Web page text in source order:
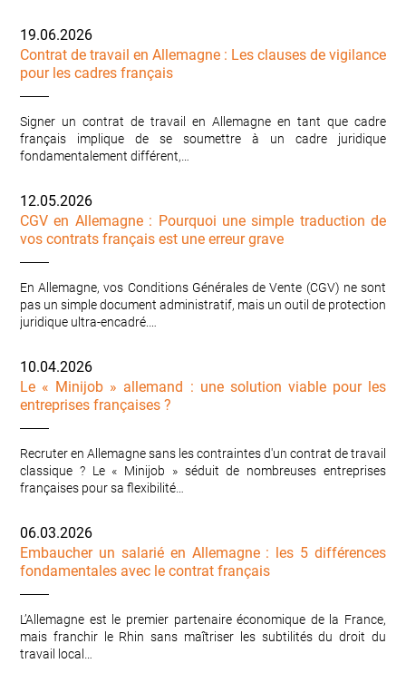
19.06.2026
Contrat de travail en Allemagne : Les clauses de vigilance
pour les cadres français
Signer un contrat de travail en Allemagne en tant que cadre
français implique de se soumettre à un cadre juridique
fondamentalement différent,…
12.05.2026
CGV en Allemagne : Pourquoi une simple traduction de
vos contrats français est une erreur grave
En Allemagne, vos Conditions Générales de Vente (CGV) ne sont
pas un simple document administratif, mais un outil de protection
juridique ultra-encadré.…
10.04.2026
Le « Minijob » allemand : une solution viable pour les
entreprises françaises ?
Recruter en Allemagne sans les contraintes d'un contrat de travail
classique ? Le « Minijob » séduit de nombreuses entreprises
françaises pour sa flexibilité…
06.03.2026
Embaucher un salarié en Allemagne : les 5 différences
fondamentales avec le contrat français
L’Allemagne est le premier partenaire économique de la France,
mais franchir le Rhin sans maîtriser les subtilités du droit du
travail local…